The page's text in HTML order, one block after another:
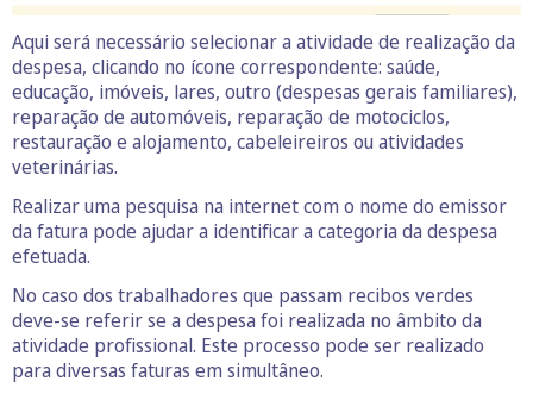
Aqui será necessário selecionar a atividade de realização da
despesa, clicando no ícone correspondente: saúde,
educação, imóveis, lares, outro (despesas gerais familiares),
reparação de automóveis, reparação de motociclos,
restauração e alojamento, cabeleireiros ou atividades
veterinárias.
Realizar uma pesquisa na internet com o nome do emissor
da fatura pode ajudar a identificar a categoria da despesa
efetuada.
No caso dos trabalhadores que passam recibos verdes
deve-se referir se a despesa foi realizada no âmbito da
atividade profissional. Este processo pode ser realizado
para diversas faturas em simultâneo.